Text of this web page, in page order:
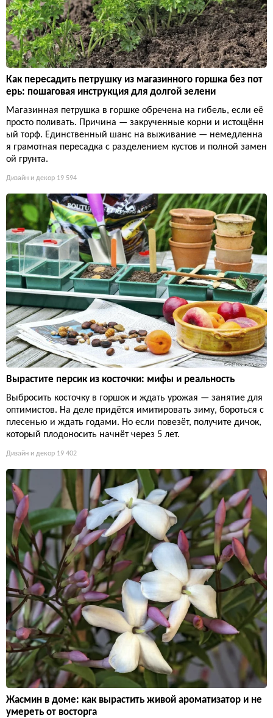
Как пересадить петрушку из магазинного горшка без пот
ерь: пошаговая инструкция для долгой зелени
Магазинная петрушка в горшке обречена на гибель, если её
просто поливать. Причина — закрученные корни и истощённ
ый торф. Единственный шанс на выживание — немедленна
я грамотная пересадка с разделением кустов и полной замен
ой грунта.
Дизайн и декор 19 594
Вырастите персик из косточки: мифы и реальность
Выбросить косточку в горшок и ждать урожая — занятие для
оптимистов. На деле придётся имитировать зиму, бороться с
плесенью и ждать годами. Но если повезёт, получите дичок,
который плодоносить начнёт через 5 лет.
Дизайн и декор 19 402
Жасмин в доме: как вырастить живой ароматизатор и не
умереть от восторга